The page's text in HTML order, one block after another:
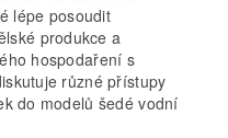
lépe posoudit
produkce a
hospodaření s
různé přístupy
do modelů šedé vodní